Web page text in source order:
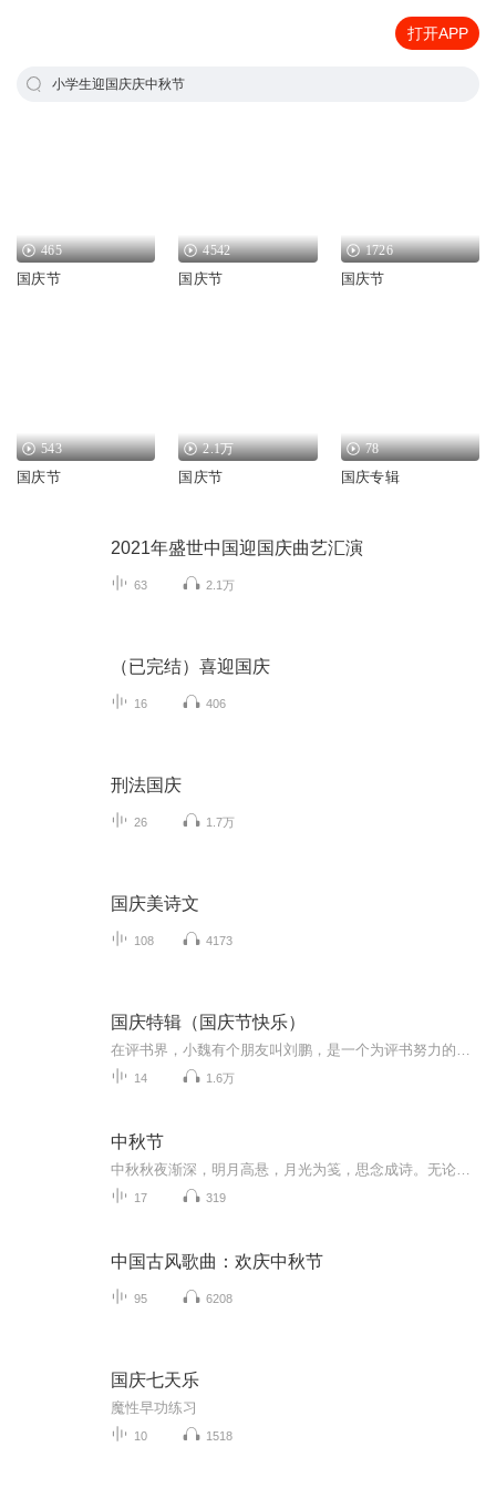
打开APP
小学生迎国庆庆中秋节
465
国庆节
4542
国庆节
1726
国庆节
543
国庆节
2.1万
国庆节
78
国庆专辑
2021年盛世中国迎国庆曲艺汇演
63 2.1万
（已完结）喜迎国庆
16 406
刑法国庆
26 1.7万
国庆美诗文
108 4173
国庆特辑（国庆节快乐）
14 1.6万
中秋节
17 319
中国古风歌曲：欢庆中秋节
95 6208
国庆七天乐
魔性早功练习
10 1518